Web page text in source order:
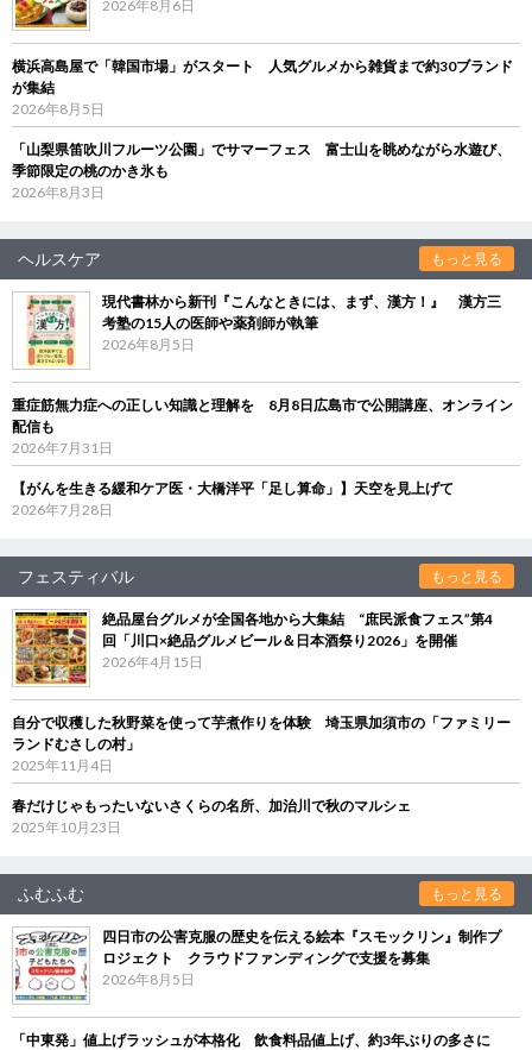
2026年8月6日
横浜高島屋で「韓国市場」がスタート 人気グルメから雑貨まで約30ブランド
が集結
2026年8月5日
「山梨県笛吹川フルーツ公園」でサマーフェス 富士山を眺めながら水遊び、
季節限定の桃のかき氷も
2026年8月3日
ヘルスケア もっと見る
現代書林から新刊『こんなときには、まず、漢方！』 漢方三
考塾の15人の医師や薬剤師が執筆
2026年8月5日
重症筋無力症への正しい知識と理解を 8月8日広島市で公開講座、オンライン
配信も
2026年7月31日
【がんを生きる緩和ケア医・大橋洋平「足し算命」】天空を見上げて
2026年7月28日
フェスティバル もっと見る
絶品屋台グルメが全国各地から大集結 “庶民派食フェス”第4
回「川口×絶品グルメビール＆日本酒祭り2026」を開催
2026年4月15日
自分で収穫した秋野菜を使って芋煮作りを体験 埼玉県加須市の「ファミリー
ランドむさしの村」
2025年11月4日
春だけじゃもったいないさくらの名所、加治川で秋のマルシェ
2025年10月23日
ふむふむ もっと見る
四日市の公害克服の歴史を伝える絵本『スモックリン』制作プ
ロジェクト クラウドファンディングで支援を募集
2026年8月5日
「中東発」値上げラッシュが本格化 飲食料品値上げ、約3年ぶりの多さに